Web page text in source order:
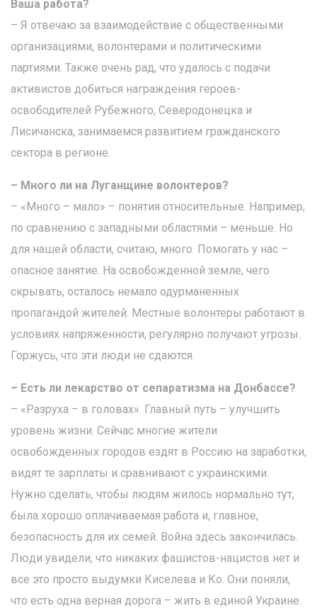
Ваша работа?
– Я отвечаю за взаимодействие с общественными
организациями, волонтерами и политическими
партиями. Также очень рад, что удалось с подачи
активистов добиться награждения героев-
освободителей Рубежного, Северодонецка и
Лисичанска, занимаемся развитием гражданского
сектора в регионе.
– Много ли на Луганщине волонтеров?
– «Много – мало» – понятия относительные. Например,
по сравнению с западными областями – меньше. Но
для нашей области, считаю, много. Помогать у нас –
опасное занятие. На освобожденной земле, чего
скрывать, осталось немало одурманенных
пропагандой жителей. Местные волонтеры работают в
условиях напряженности, регулярно получают угрозы.
Горжусь, что эти люди не сдаются.
– Есть ли лекарство от сепаратизма на Донбассе?
– «Разруха – в головах». Главный путь – улучшить
уровень жизни. Сейчас многие жители
освобожденных городов ездят в Россию на заработки,
видят те зарплаты и сравнивают с украинскими.
Нужно сделать, чтобы людям жилось нормально тут,
была хорошо оплачиваемая работа и, главное,
безопасность для их семей. Война здесь закончилась.
Люди увидели, что никаких фашистов-нацистов нет и
все это просто выдумки Киселева и Ко. Они поняли,
что есть одна верная дорога – жить в единой Украине.